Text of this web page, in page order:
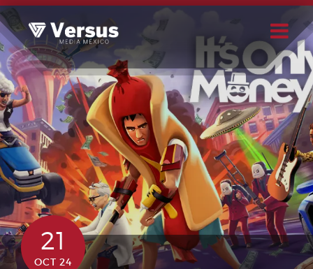
Skip
to
content
Buscar
Usuario
21
OCT 24